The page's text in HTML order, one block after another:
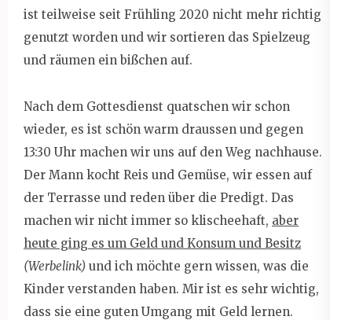
ist teilweise seit Frühling 2020 nicht mehr richtig
genutzt worden und wir sortieren das Spielzeug
und räumen ein bißchen auf.
Nach dem Gottesdienst quatschen wir schon
wieder, es ist schön warm draussen und gegen
13:30 Uhr machen wir uns auf den Weg nachhause.
Der Mann kocht Reis und Gemüse, wir essen auf
der Terrasse und reden über die Predigt. Das
machen wir nicht immer so klischeehaft, aber
heute ging es um Geld und Konsum und Besitz
(Werbelink) und ich möchte gern wissen, was die
Kinder verstanden haben. Mir ist es sehr wichtig,
dass sie eine guten Umgang mit Geld lernen.